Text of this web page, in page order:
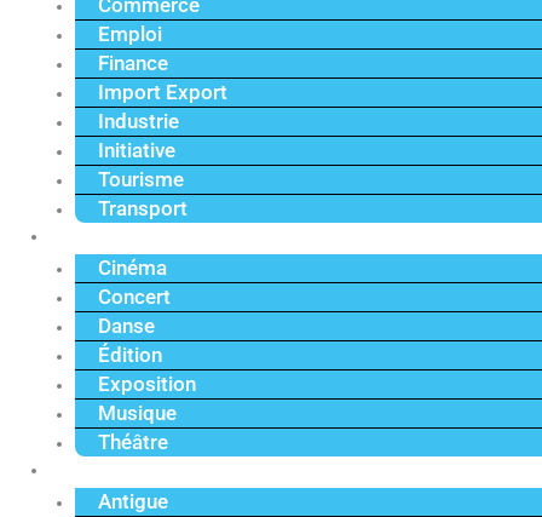
Commerce
Emploi
Finance
Import Export
Industrie
Initiative
Tourisme
Transport
Cinéma
Concert
Danse
Édition
Exposition
Musique
Théâtre
Antigue